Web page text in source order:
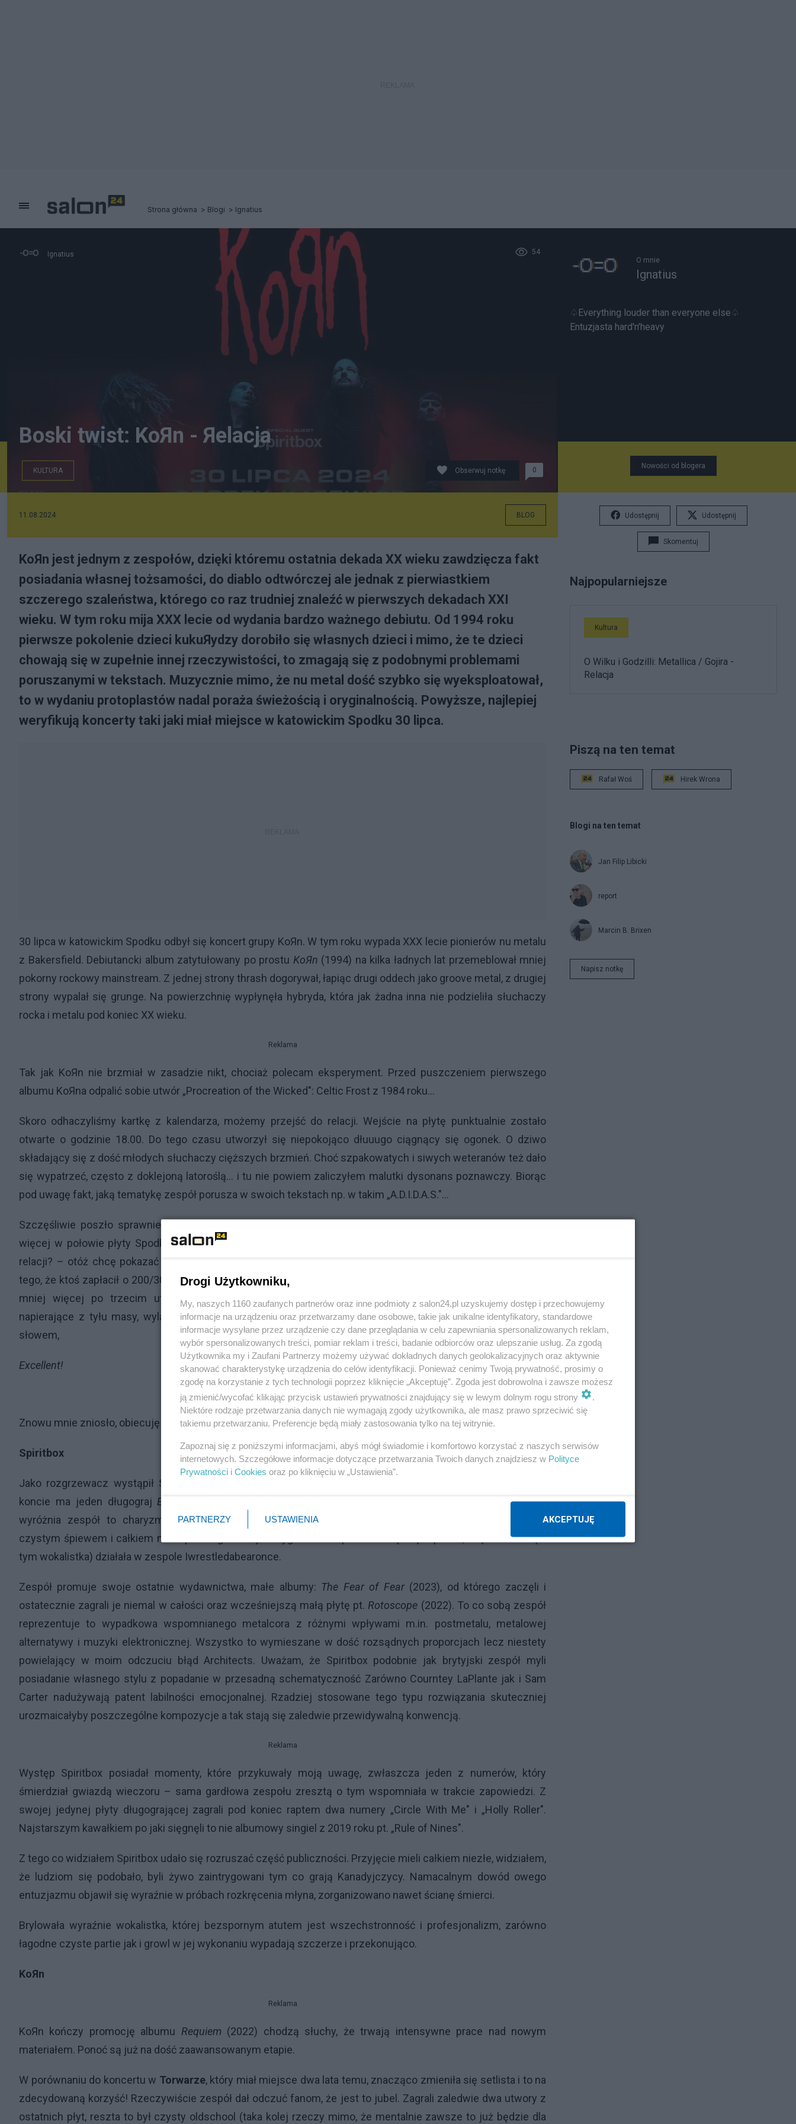
Strona główna Blogi Ignatius
Ignatius 54
Boski twist: KoЯn - Яelacja
KULTURA Obserwuj notkę 0
11.08.2024 BLOG
KoЯn jest jednym z zespołów, dzięki któremu ostatnia dekada XX wieku zawdzięcza fakt
posiadania własnej tożsamości, do diablo odtwórczej ale jednak z pierwiastkiem
szczerego szaleństwa, którego co raz trudniej znaleźć w pierwszych dekadach XXI
wieku. W tym roku mija XXX lecie od wydania bardzo ważnego debiutu. Od 1994 roku
pierwsze pokolenie dzieci kukuЯydzy dorobiło się własnych dzieci i mimo, że te dzieci
chowają się w zupełnie innej rzeczywistości, to zmagają się z podobnymi problemami
poruszanymi w tekstach. Muzycznie mimo, że nu metal dość szybko się wyeksploatował,
to w wydaniu protoplastów nadal poraża świeżością i oryginalnością. Powyższe, najlepiej
weryfikują koncerty taki jaki miał miejsce w katowickim Spodku 30 lipca.
30 lipca w katowickim Spodku odbył się koncert grupy KoЯn. W tym roku wypada XXX lecie pionierów nu metalu
z Bakersfield. Debiutancki album zatytułowany po prostu KoЯn (1994) na kilka ładnych lat przemeblował mniej
pokorny rockowy mainstream. Z jednej strony thrash dogorywał, łapiąc drugi oddech jako groove metal, z drugiej
strony wypalał się grunge. Na powierzchnię wypłynęła hybryda, która jak żadna inna nie podzieliła słuchaczy
rocka i metalu pod koniec XX wieku.
Reklama
Tak jak KoЯn nie brzmiał w zasadzie nikt, chociaż polecam eksperyment. Przed puszczeniem pierwszego
albumu KoЯna odpalić sobie utwór „Procreation of the Wicked": Celtic Frost z 1984 roku...
Skoro odhaczyliśmy kartkę z kalendarza, możemy przejść do relacji. Wejście na płytę punktualnie zostało
otwarte o godzinie 18.00. Do tego czasu utworzył się niepokojąco dłuuugo ciągnący się ogonek. O dziwo
składający się z dość młodych słuchaczy cięższych brzmień. Choć szpakowatych i siwych weteranów też dało
się wypatrzeć, często z doklejoną latoroślą... i tu nie powiem zaliczyłem malutki dysonans poznawczy. Biorąc
pod uwagę fakt, jaką tematykę zespół porusza w swoich tekstach np. w takim „A.D.I.D.A.S."...
Szczęśliwie poszło sprawniej niż się ktokolwiek mógł się spodziewać i dość szybko przycupnąłem mniej
więcej w połowie płyty Spodka. Drogi czytelniku pewnie zadajesz sobie pytanie po co o tym wspominam w
relacji? – otóż chcę pokazać bezsensowność przepłacania za bilety z opcją wcześniejszego wejścia. Cóż z
tego, że ktoś zapłacił o 200/300 zł więcej za możliwość wcześniejszego dostania się pod scenę, skoro gdzieś
mniej więcej po trzecim utworze, nieintencjonalnie, bez żadnego wkładu własnego, napędzany przez
napierające z tyłu masy, wylądowałem w trzecim rzędzie... Pan Burns z Simpsonów skwitowałby sytuację
słowem,
Excellent!
Reklama
Znowu mnie zniosło, obiecuję poprawę, zacznijmy od początku...
Spiritbox
Jako rozgrzewacz wystąpił Spiritbox. Działający od ośmiu lat kanadyjski metalcorowy miszmasz, który na
koncie ma jeden długograj Eternal Blue
(2021), cztery EPki i... siedemnaście singli. To czym niewątpliwie
wyróżnia zespół to charyzmatyczna wokalistka Courtney LaPlante, która swobodnie żongluje łagodnym,
czystym śpiewem i całkiem niekiepskim gardłowym wygarem. Zespół nie wziął się z próżni, część składu (w
tym wokalistka) działała w zespole Iwrestledabearonce.
Zespół promuje swoje ostatnie wydawnictwa, małe albumy: The Fear of Fear (2023), od którego zaczęli i
ostatecznie zagrali je niemal w całości oraz wcześniejszą małą płytę pt. Rotoscope (2022). To co sobą zespół
reprezentuje to wypadkowa wspomnianego metalcora z różnymi wpływami m.in. postmetalu, metalowej
alternatywy i muzyki elektronicznej. Wszystko to wymieszane w dość rozsądnych proporcjach lecz niestety
powielający w moim odczuciu błąd Architects. Uważam, że Spiritbox podobnie jak brytyjski zespół myli
posiadanie własnego stylu z popadanie w przesadną schematyczność Zarówno Courntey LaPlante jak i Sam
Carter nadużywają patent labilności emocjonalnej. Rzadziej stosowane tego typu rozwiązania skuteczniej
urozmaicałyby poszczególne kompozycje a tak stają się zaledwie przewidywalną konwencją.
Reklama
Występ Spiritbox posiadał momenty, które przykuwały moją uwagę, zwłaszcza jeden z numerów, który
śmierdział gwiazdą wieczoru – sama gardłowa zespołu zresztą o tym wspomniała w trakcie zapowiedzi. Z
swojej jedynej płyty długogrającej zagrali pod koniec raptem dwa numery „Circle With Me" i „Holly Roller".
Najstarszym kawałkiem po jaki sięgnęli to nie albumowy singiel z 2019 roku pt. „Rule of Nines".
Z tego co widziałem Spiritbox udało się rozruszać część publiczności. Przyjęcie mieli całkiem niezłe, widziałem,
że ludziom się podobało, byli żywo zaintrygowani tym co grają Kanadyjczycy. Namacalnym dowód owego
entuzjazmu objawił się wyraźnie w próbach rozkręcenia młyna, zorganizowano nawet ścianę śmierci.
Brylowała wyraźnie wokalistka, której bezspornym atutem jest wszechstronność i profesjonalizm, zarówno
łagodne czyste partie jak i growl w jej wykonaniu wypadają szczerze i przekonująco.
KoЯn
Reklama
KoЯn kończy promocję albumu Requiem (2022) chodzą słuchy, że trwają intensywne prace nad nowym
materiałem. Ponoć są już na dość zaawansowanym etapie.
W porównaniu do koncertu w Torwarze, który miał miejsce dwa lata temu, znacząco zmieniła się setlista i to na
zdecydowaną korzyść! Rzeczywiście zespół dał odczuć fanom, że jest to jubel. Zagrali zaledwie dwa utwory z
ostatnich płyt, reszta to był czysty oldschool (taka kolej rzeczy mimo, że mentalnie zawsze to już będzie dla
O mnie
Ignatius
♤Everything louder than everyone else♤
Entuzjasta hard'n'heavy
Nowości od blogera
Udostępnij Udostępnij
Skomentuj
Najpopularniejsze
Kultura
O Wilku i Godzilli: Metallica / Gojira -
Relacja
Piszą na ten temat
Rafał Woś Hirek Wrona
Blogi na ten temat
Jan Filip Libicki
report
Marcin B. Brixen
Napisz notkę
Drogi Użytkowniku,
My, naszych 1160 zaufanych partnerów oraz inne podmioty z salon24.pl uzyskujemy dostęp i przechowujemy
informacje na urządzeniu oraz przetwarzamy dane osobowe, takie jak unikalne identyfikatory, standardowe
informacje wysyłane przez urządzenie czy dane przeglądania w celu zapewniania spersonalizowanych reklam,
wybór spersonalizowanych treści, pomiar reklam i treści, badanie odbiorców oraz ulepszanie usług. Za zgodą
Użytkownika my i Zaufani Partnerzy możemy używać dokładnych danych geolokalizacyjnych oraz aktywnie
skanować charakterystykę urządzenia do celów identyfikacji. Ponieważ cenimy Twoją prywatność, prosimy o
zgodę na korzystanie z tych technologii poprzez kliknięcie „Akceptuję”. Zgoda jest dobrowolna i zawsze możesz
ją zmienić/wycofać klikając przycisk ustawień prywatności znajdujący się w lewym dolnym rogu strony
.
Niektóre rodzaje przetwarzania danych nie wymagają zgody użytkownika, ale masz prawo sprzeciwić się
takiemu przetwarzaniu. Preferencje będą miały zastosowania tylko na tej witrynie.
Zapoznaj się z poniższymi informacjami, abyś mógł świadomie i komfortowo korzystać z naszych serwisów
internetowych. Szczegółowe informacje dotyczące przetwarzania Twoich danych znajdziesz w Polityce
Prywatności i Cookies oraz po kliknięciu w „Ustawienia”.
PARTNERZY USTAWIENIA AKCEPTUJĘ